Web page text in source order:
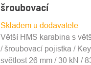
šroubovací
Skladem u dodavatele
Větší HMS karabina s
/ šroubovací pojistka /
světlost 26 mm / 30 kN /